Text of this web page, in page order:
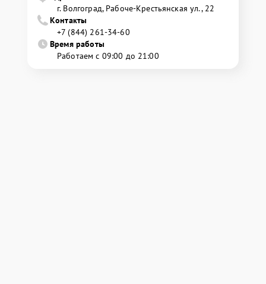
г. Волгоград, Рабоче-Крестьянская ул., 22
Контакты
+7 (844) 261-34-60
Время работы
Работаем с 09:00 до 21:00